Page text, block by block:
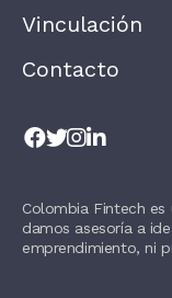
H
S
L
A
N
K
Vinculación
Contacto
Colombia Fintech es
damos asesoría a
emprendimiento, ni